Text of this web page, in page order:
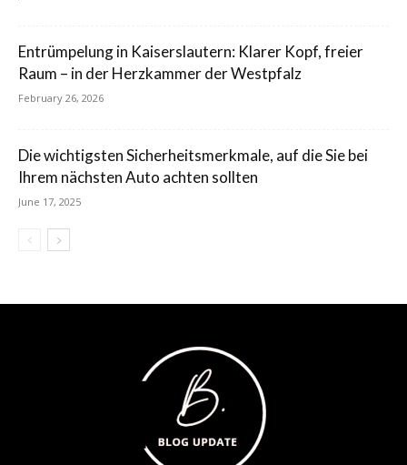
Entrümpelung in Kaiserslautern: Klarer Kopf, freier
Raum – in der Herzkammer der Westpfalz
February 26, 2026
Die wichtigsten Sicherheitsmerkmale, auf die Sie bei
Ihrem nächsten Auto achten sollten
June 17, 2025